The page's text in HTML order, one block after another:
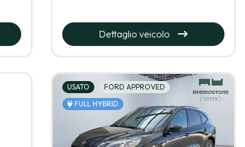
Dettaglio veicolo
USATO
FORD APPROVED
FULL HYBRID